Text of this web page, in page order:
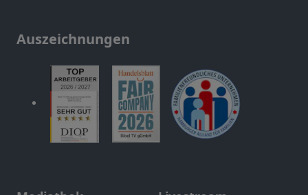
Auszeichnungen